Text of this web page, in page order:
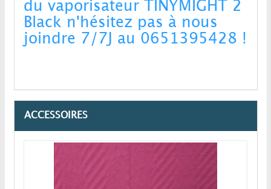
du vaporisateur TINYMIGHT 2
Black n'hésitez pas à nous
joindre 7/7J au 0651395428 !
ACCESSOIRES